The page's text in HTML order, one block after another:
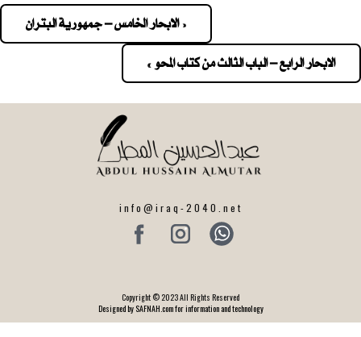
navigation
« الابحار الخامس – جمهورية البتران
الابحار الرابع – الباب الثالث من كتاب المحو »
info@iraq-2040.net
Copyright © 2023 All Rights Reserved
Designed by SAFNAH.com for information and technology